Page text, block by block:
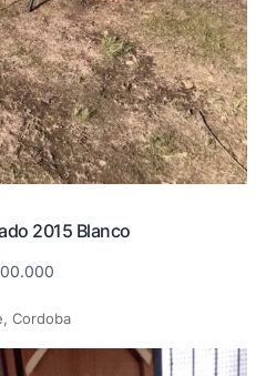
2015 Blanco
Cordoba